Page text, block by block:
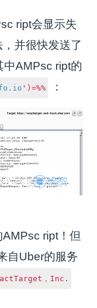
ript会显示失
并很快发送了
中AMPsc ript的
')=%% ：
ript！但
自Uber的服务
，Inc.